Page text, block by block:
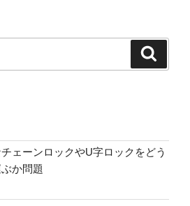
ェーンロックやU字ロックをどう
か問題